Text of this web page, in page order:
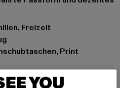
Freizeit
Print
YOU